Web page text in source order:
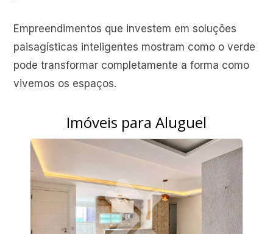
Empreendimentos que investem em soluções
paisagísticas inteligentes mostram como o verde
pode transformar completamente a forma como
vivemos os espaços.